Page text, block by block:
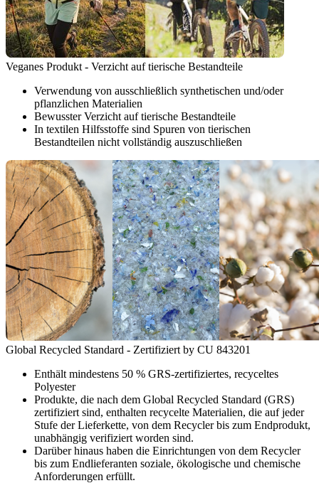
Veganes Produkt - Verzicht auf tierische Bestandteile
Verwendung von ausschließlich synthetischen und/oder
pflanzlichen Materialien
Bewusster Verzicht auf tierische Bestandteile
In textilen Hilfsstoffe sind Spuren von tierischen
Bestandteilen nicht vollständig auszuschließen
Global Recycled Standard - Zertifiziert by CU 843201
Enthält mindestens 50 % GRS-zertifiziertes, recyceltes
Polyester
Produkte, die nach dem Global Recycled Standard (GRS)
zertifiziert sind, enthalten recycelte Materialien, die auf jeder
Stufe der Lieferkette, von dem Recycler bis zum Endprodukt,
unabhängig verifiziert worden sind.
Darüber hinaus haben die Einrichtungen von dem Recycler
bis zum Endlieferanten soziale, ökologische und chemische
Anforderungen erfüllt.